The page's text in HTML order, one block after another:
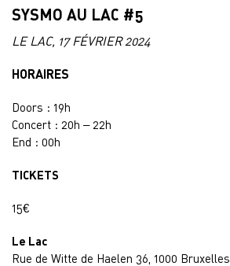
SYSMO AU LAC #5
LE LAC, 17 FÉVRIER 2024
HORAIRES
Doors : 19h
Concert : 20h – 22h
End : 00h
TICKETS
15€
Le Lac
Rue de Witte de Haelen 36, 1000 Bruxelles